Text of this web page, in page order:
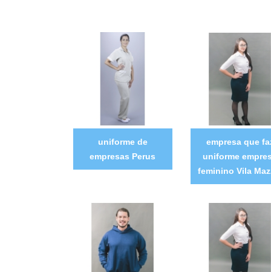
uniforme de
empresas Perus
empresa que
uniforme
feminino Vila